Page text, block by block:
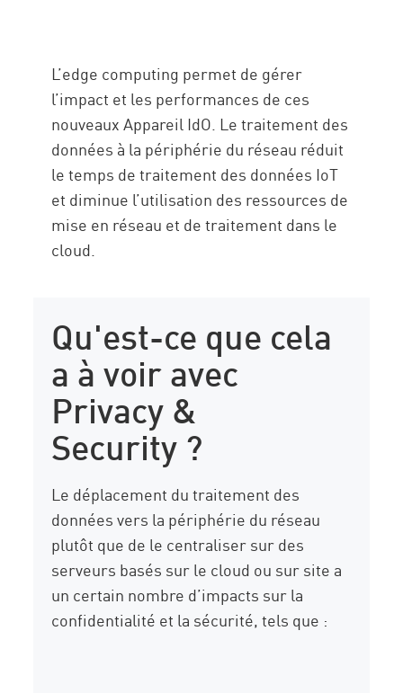
L’edge computing permet de gérer
l’impact et les performances de ces
nouveaux Appareil IdO. Le traitement des
données à la périphérie du réseau réduit
le temps de traitement des données IoT
et diminue l’utilisation des ressources de
mise en réseau et de traitement dans le
cloud.
Qu'est-ce que cela
a à voir avec
Privacy &
Security ?
Le déplacement du traitement des
données vers la périphérie du réseau
plutôt que de le centraliser sur des
serveurs basés sur le cloud ou sur site a
un certain nombre d’impacts sur la
confidentialité et la sécurité, tels que :